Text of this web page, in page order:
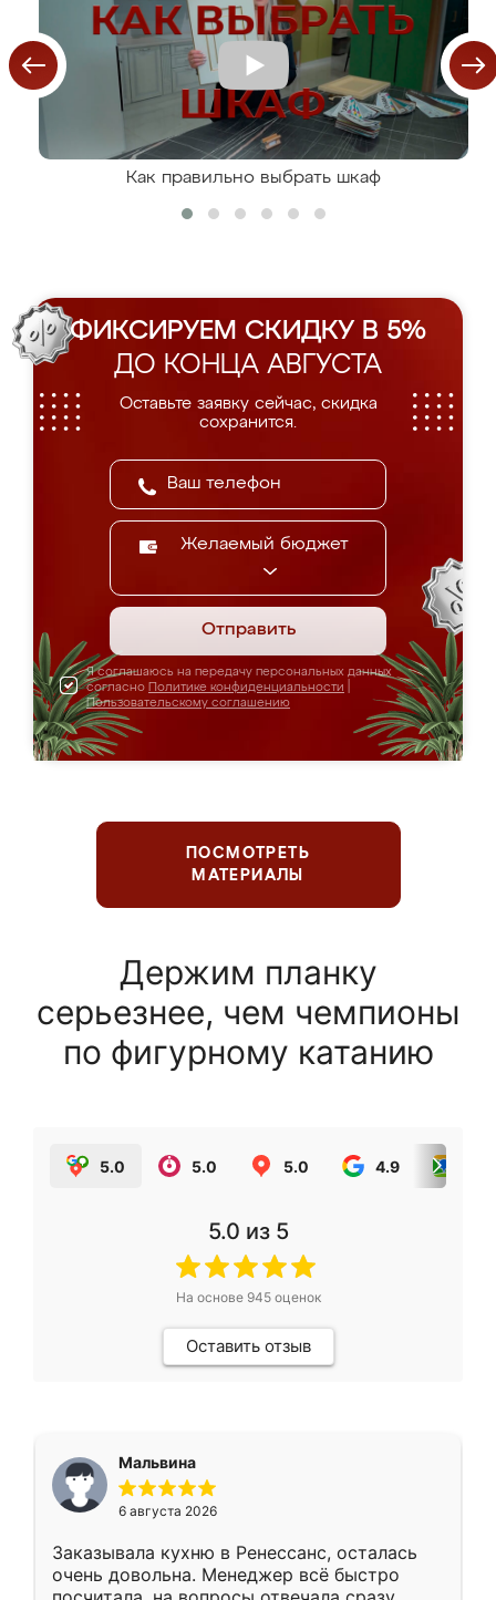
Как правильно выбрать шкаф
ФИКСИРУЕМ СКИДКУ В 5%
ДО КОНЦА АВГУСТА
Оставьте заявку сейчас, скидка
сохранится.
Желаемый бюджет
Отправить
Я соглашаюсь на передачу персональных данных
согласно Политике конфиденциальности
Пользовательскому соглашению
ПОСМОТРЕТЬ
МАТЕРИАЛЫ
Держим планку
серьезнее, чем чемпионы
по фигурному катанию
5.0 5.0 5.0 4.9
5.0 из 5
На основе 945оценок
Оставить отзыв
Мальвина
6 августа 2026
Заказывала кухню в Ренессанс, осталась
очень довольна. Менеджер всё быстро